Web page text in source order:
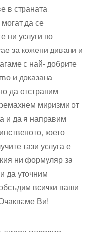
в страната.
да се
ни услуги по
за кожени дивани и
с най- добрите
и доказана
да отстраним
миризми от
и да я направим
което
тази услуга е
ни формуляр за
да уточним
всички ваши
Ви!